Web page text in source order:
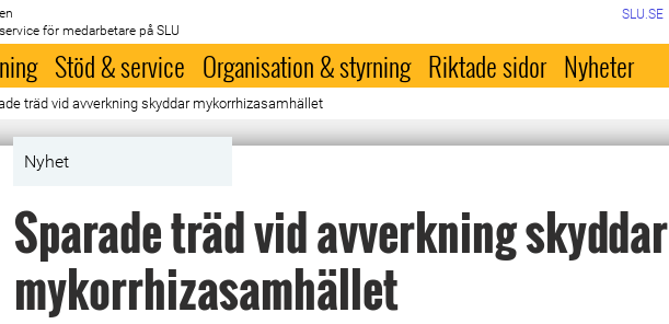
för medarbetare på SLU
SLU.SE
Stöd & service Organisation & styrning Riktade sidor Nyheter
träd vid avverkning skyddar mykorrhizasamhället
Nyhet
Sparade träd vid avverkning skyddar
mykorrhizasamhället